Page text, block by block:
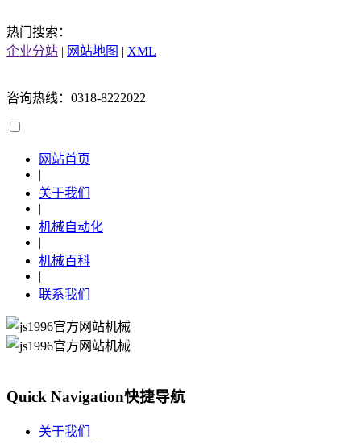
热门搜索：
企业分站 | 网站地图 | XML
咨询热线：0318-8222022
网站首页
|
关于我们
|
机械自动化
|
机械百科
|
联系我们
Quick Navigation快捷导航
关于我们